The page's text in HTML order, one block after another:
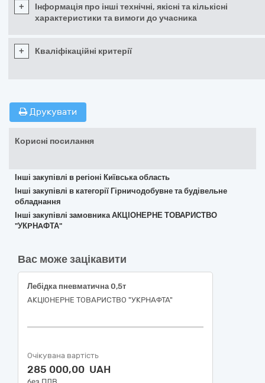
+
Інформація про інші технічні, якісні та кількісні
характеристики та вимоги до учасника
+ Кваліфікаційні критерії
Друкувати
Корисні посилання
Інші закупівлі в регіоні Київська область
Інші закупівлі в категорії Гірничодобувне та будівельне
обладнання
Інші закупівлі замовника АКЦІОНЕРНЕ ТОВАРИСТВО
"УКPНAФТА"
Вас може зацікавити
Лебідка пневматична 0,5т
АКЦІОНЕРНЕ ТОВАРИСТВО "УКPНAФТА"
Очікувана вартість
285 000,00 UAH